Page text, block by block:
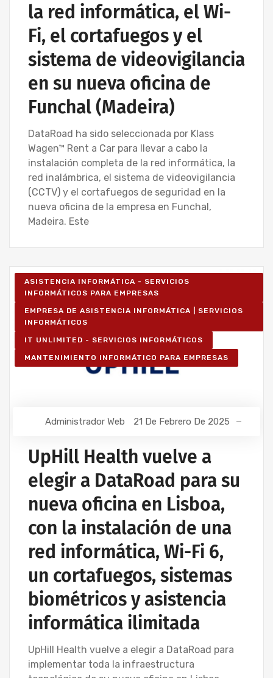
la red informática, el Wi-
Fi, el cortafuegos y el
sistema de videovigilancia
en su nueva oficina de
Funchal (Madeira)
DataRoad ha sido seleccionada por Klass
Wagen™ Rent a Car para llevar a cabo la
instalación completa de la red informática, la
red inalámbrica, el sistema de videovigilancia
(CCTV) y el cortafuegos de seguridad en la
nueva oficina de la empresa en Funchal,
Madeira. Este
ASISTENCIA INFORMÁTICA - SERVICIOS
INFORMÁTICOS PARA EMPRESAS
EMPRESA DE ASISTENCIA INFORMÁTICA | SERVICIOS
INFORMÁTICOS
IT UNLIMITED - SERVICIOS INFORMÁTICOS
MANTENIMIENTO INFORMÁTICO PARA EMPRESAS
Administrador Web 21 De Febrero De 2025
UpHill Health vuelve a
elegir a DataRoad para su
nueva oficina en Lisboa,
con la instalación de una
red informática, Wi-Fi 6,
un cortafuegos, sistemas
biométricos y asistencia
informática ilimitada
UpHill Health vuelve a elegir a DataRoad para
implementar toda la infraestructura